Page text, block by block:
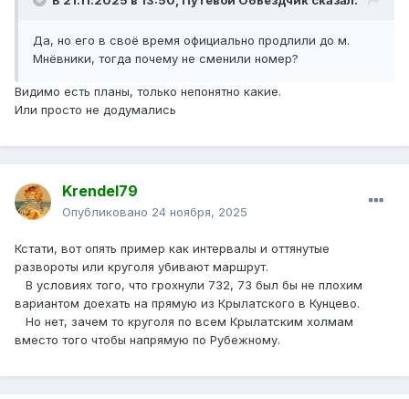
Да, но его в своё время официально продлили до м.
Мнёвники, тогда почему не сменили номер?
Видимо есть планы, только непонятно какие.
Или просто не додумались
Krendel79
Опубликовано 24 ноября, 2025
Кстати, вот опять пример как интервалы и оттянутые
развороты или круголя убивают маршрут.
В условиях того, что грохнули 732, 73 был бы не плохим
вариантом доехать на прямую из Крылатского в Кунцево.
Но нет, зачем то круголя по всем Крылатским холмам
вместо того чтобы напрямую по Рубежному.